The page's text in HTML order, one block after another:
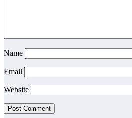
Name
Email
Website